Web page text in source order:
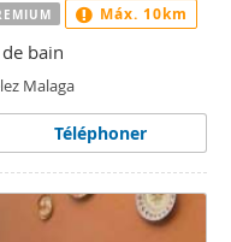
bain
Malaga
Téléphoner
Máx. 10km